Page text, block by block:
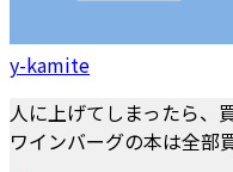
y-kamite
人に上げてしまったら、
ワインバーグの本は全部